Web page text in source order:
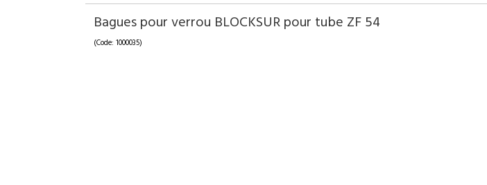
Bagues pour verrou BLOCKSUR pour tube ZF 54
(Code: 1000035)